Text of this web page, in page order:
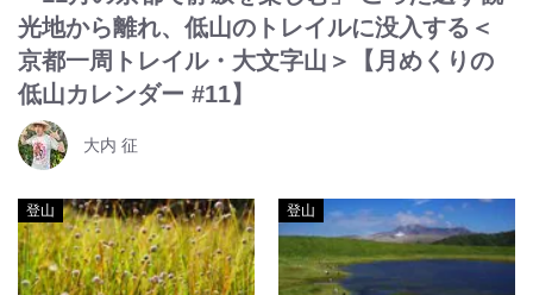
光地から離れ、低山のトレイルに没入する＜
京都一周トレイル・大文字山＞【月めくりの
低山カレンダー #11】
大内 征
登山 登山